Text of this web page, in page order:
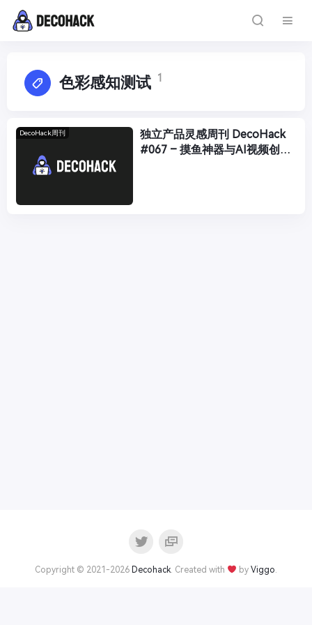
色彩感知测试 1
DecoHack周刊
独立产品灵感周刊 DecoHack
#067 – 摸鱼神器与AI视频创作
Copyright © 2021-2026 Decohack. Created with by Viggo.